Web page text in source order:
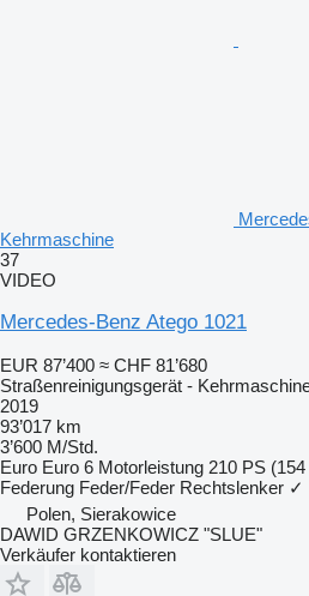
Kehrmaschine
37
VIDEO
Mercedes-Benz Atego 1021
EUR 87’400 ≈ CHF 81’680
Straßenreinigungsgerät -
2019
93’017 km
3’600 M/Std.
Euro Euro 6 Motorleistung 210 PS
Federung Feder/Feder Rechtslenker ✓
Polen, Sierakowice
DAWID GRZENKOWICZ "SLUE"
Verkäufer kontaktieren